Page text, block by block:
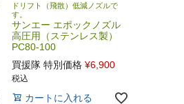
ドリフト（飛散）低減ノズルで
す。
サンエー エポックノズル
高圧用（ステンレス製）
PC80-100
買援隊 特別価格 ¥6,900
税込
カートに入れる